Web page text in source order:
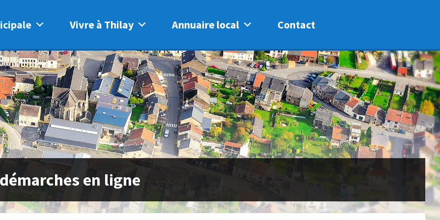
Vivre à Thilay Annuaire local Contact
en ligne